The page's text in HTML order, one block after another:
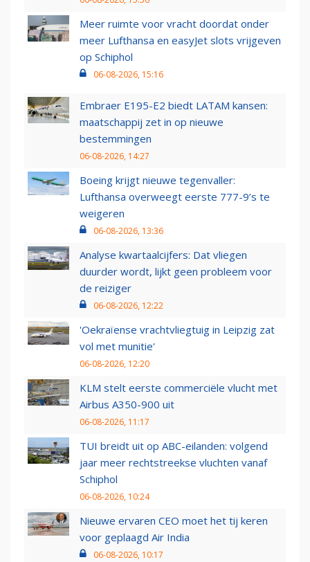
Meer ruimte voor vracht doordat onder
meer Lufthansa en easyJet slots vrijgeven
op Schiphol
06-08-2026, 15:16
Embraer E195-E2 biedt LATAM kansen:
maatschappij zet in op nieuwe
bestemmingen
06-08-2026, 14:27
Boeing krijgt nieuwe tegenvaller:
Lufthansa overweegt eerste 777-9’s te
weigeren
06-08-2026, 13:36
Analyse kwartaalcijfers: Dat vliegen
duurder wordt, lijkt geen probleem voor
de reiziger
06-08-2026, 12:22
'Oekraïense vrachtvliegtuig in Leipzig zat
vol met munitie'
06-08-2026, 12:20
KLM stelt eerste commerciële vlucht met
Airbus A350-900 uit
06-08-2026, 11:17
TUI breidt uit op ABC-eilanden: volgend
jaar meer rechtstreekse vluchten vanaf
Schiphol
06-08-2026, 10:24
Nieuwe ervaren CEO moet het tij keren
voor geplaagd Air India
06-08-2026, 10:17